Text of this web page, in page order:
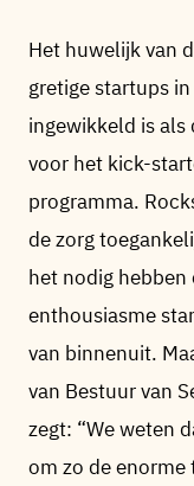
Het huwelijk van
gretige startups
ingewikkeld is als
voor het kick-
programma.
de zorg
het nodig
enthousiasme
van binnenuit.
van Bestuur van
zegt: “We weten
om zo de enorme